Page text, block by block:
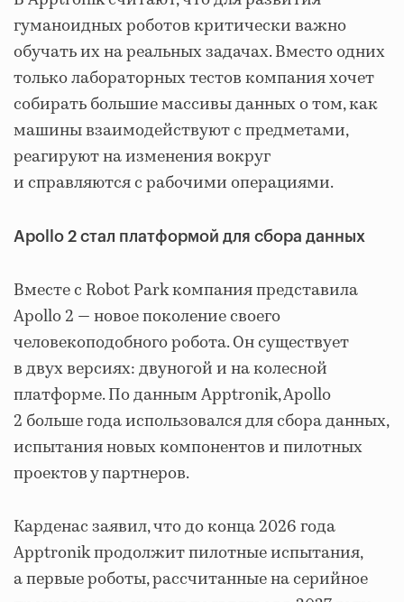
гуманоидных роботов критически важно
обучать их на реальных задачах. Вместо одних
только лабораторных тестов компания хочет
собирать большие массивы данных о том, как
машины взаимодействуют с предметами,
реагируют на изменения вокруг
и справляются с рабочими операциями.
Apollo 2 стал платформой для сбора данных
Вместе с Robot Park компания представила
Apollo 2 — новое поколение своего
человекоподобного робота. Он существует
в двух версиях: двуногой и на колесной
платформе. По данным Apptronik, Apollo
2 больше года использовался для сбора данных,
испытания новых компонентов и пилотных
проектов у партнеров.
Карденас заявил, что до конца 2026 года
Apptronik продолжит пилотные испытания,
а первые роботы, рассчитанные на серийное